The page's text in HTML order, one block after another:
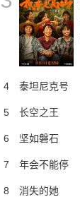
4 泰坦尼克号
5 长空之王
6 坚如磐石
7 年会不能停
8 消失的她